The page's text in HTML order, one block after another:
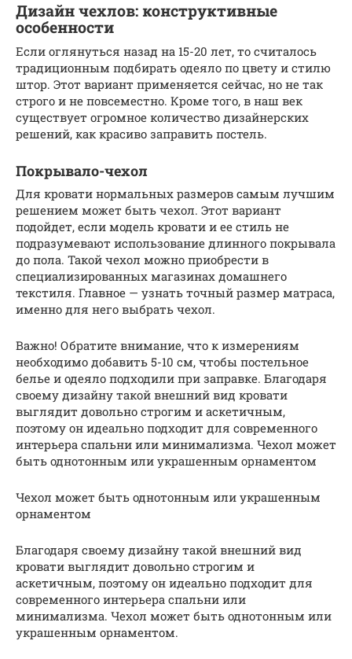
Дизайн чехлов: конструктивные
особенности
Если оглянуться назад на 15-20 лет, то считалось
традиционным подбирать одеяло по цвету и стилю
штор. Этот вариант применяется сейчас, но не так
строго и не повсеместно. Кроме того, в наш век
существует огромное количество дизайнерских
решений, как красиво заправить постель.
Покрывало-чехол
Для кровати нормальных размеров самым лучшим
решением может быть чехол. Этот вариант
подойдет, если модель кровати и ее стиль не
подразумевают использование длинного покрывала
до пола. Такой чехол можно приобрести в
специализированных магазинах домашнего
текстиля. Главное — узнать точный размер матраса,
именно для него выбрать чехол.
Важно! Обратите внимание, что к измерениям
необходимо добавить 5-10 см, чтобы постельное
белье и одеяло подходили при заправке. Благодаря
своему дизайну такой внешний вид кровати
выглядит довольно строгим и аскетичным,
поэтому он идеально подходит для современного
интерьера спальни или минимализма. Чехол может
быть однотонным или украшенным орнаментом
Чехол может быть однотонным или украшенным
орнаментом
Благодаря своему дизайну такой внешний вид
кровати выглядит довольно строгим и
аскетичным, поэтому он идеально подходит для
современного интерьера спальни или
минимализма. Чехол может быть однотонным или
украшенным орнаментом.